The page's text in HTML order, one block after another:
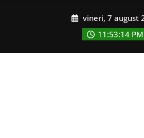
vineri, 7 august
11:53:16 PM